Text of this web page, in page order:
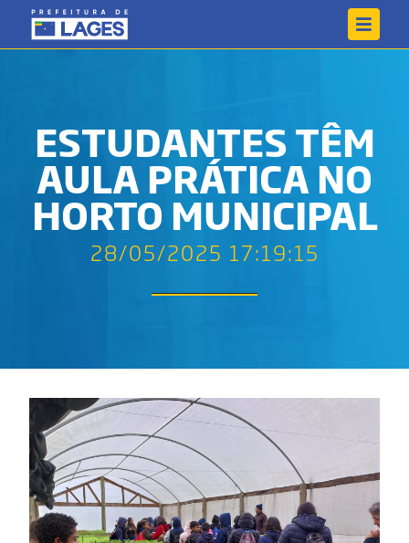
ESTUDANTES TÊM
AULA PRÁTICA NO
HORTO MUNICIPAL
28/05/2025 17:19:15